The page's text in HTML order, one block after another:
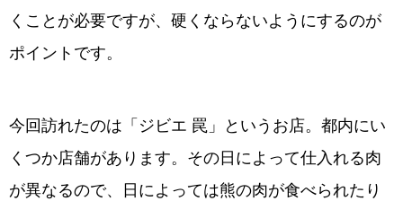
くことが必要ですが、硬くならないようにするのが
ポイントです。
今回訪れたのは「ジビエ 罠」というお店。都内にい
くつか店舗があります。その日によって仕入れる肉
が異なるので、日によっては熊の肉が食べられたり